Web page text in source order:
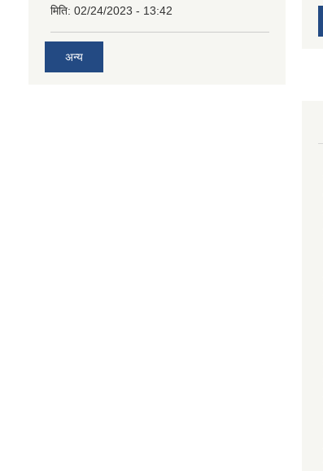
मिति: 02/24/2023 - 13:42
अन्य